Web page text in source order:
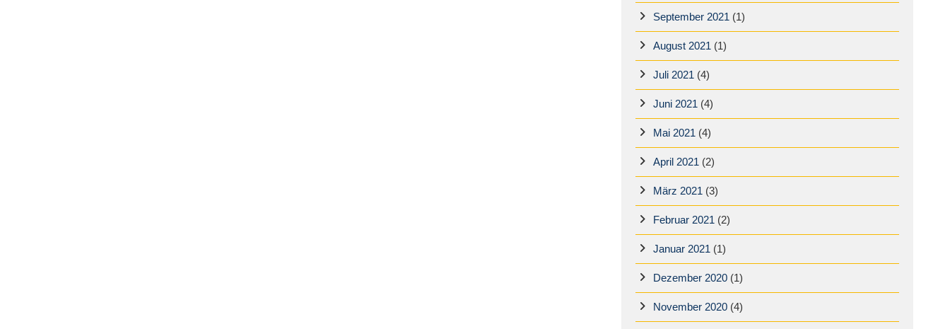
September 2021 (1)
August 2021 (1)
Juli 2021 (4)
Juni 2021 (4)
Mai 2021 (4)
April 2021 (2)
März 2021 (3)
Februar 2021 (2)
Januar 2021 (1)
Dezember 2020(1)
November 2020(4)